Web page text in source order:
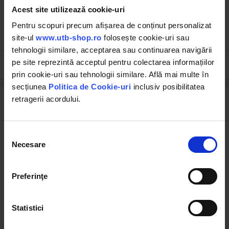
Acest site utilizează cookie-uri
Pentru scopuri precum afișarea de conținut personalizat
site-ul www.utb-shop.ro folosește cookie-uri sau
tehnologii similare, acceptarea sau continuarea navigării
pe site reprezintă acceptul pentru colectarea informațiilor
prin cookie-uri sau tehnologii similare. Află mai multe în
secțiunea Politica de Cookie-uri inclusiv posibilitatea
retragerii acordului.
consimțământului
Necesare
Preferinţe
Statistici
(132)
13.05 RON 10.48 RON
Descrierea produsului
Tensiune
Frecventa